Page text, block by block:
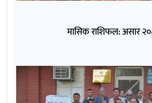
मासिक राशिफल: असार